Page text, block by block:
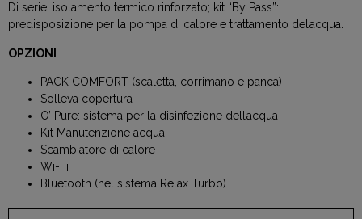
Di serie: isolamento termico rinforzato; kit “By Pass”:
predisposizione per la pompa di calore e trattamento del’acqua.
OPZIONI
PACK COMFORT (scaletta, corrimano e panca)
Solleva copertura
O’ Pure: sistema per la disinfezione dell’acqua
Kit Manutenzione acqua
Scambiatore di calore
Wi-Fi
Bluetooth (nel sistema Relax Turbo)